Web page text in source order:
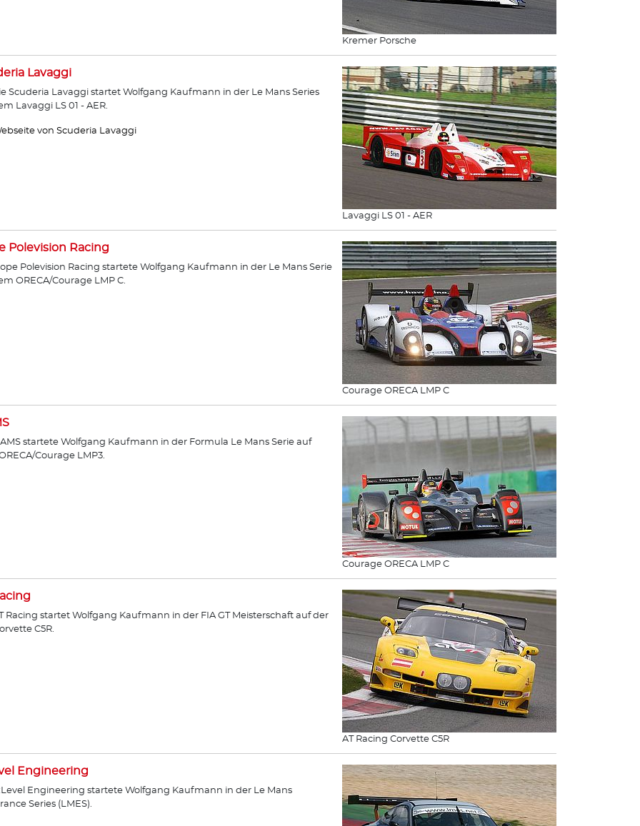
Kremer Porsche
Lavaggi LS 01 - AER
Lavaggi
Scuderia Lavaggi startet Wolfgang Kaufmann in der Le Mans Series
Lavaggi LS 01 - AER.
von Scuderia Lavaggi
Courage ORECA LMP C
Polevision Racing
Polevision Racing startete Wolfgang Kaufmann in der Le Mans Serie
ORECA/Courage LMP C.
Courage ORECA LMP C
startete Wolfgang Kaufmann in der Formula Le Mans Serie auf
Courage LMP3.
AT Racing Corvette C5R
Racing startet Wolfgang Kaufmann in der FIA GT Meisterschaft auf der
C5R.
Engineering
Engineering startete Wolfgang Kaufmann in der Le Mans
Series (LMES).